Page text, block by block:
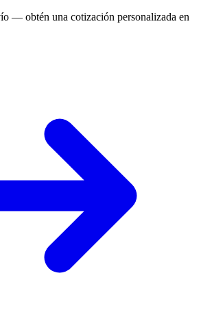
— obtén una cotización personalizada en